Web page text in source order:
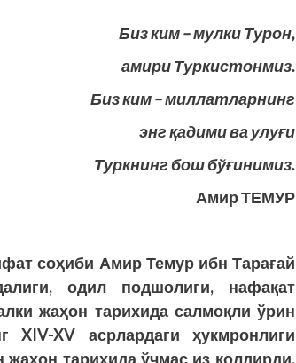
Биз ким – мулки Турон,
амири Туркистонмиз.
Биз ким – миллатларнинг
энг қадими ва улуғи
Туркнинг бош бўғинимиз.
Амир ТЕМУР
соҳиби Амир Темур ибн Тарағай
одил подшолиги, нафақат
жаҳон тарихида салмоқли ўрин
XIV-XV асрлардаги ҳукмронлиги
тарихида ўчмас из қолдирди.